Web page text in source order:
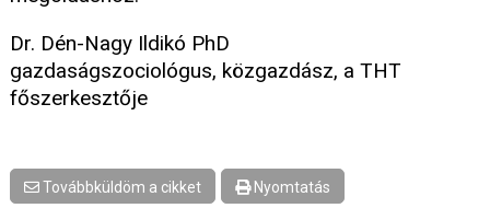
Dr. Dén-Nagy Ildikó PhD
gazdaságszociológus, közgazdász, a THT
főszerkesztője
Továbbküldöm a cikket Nyomtatás